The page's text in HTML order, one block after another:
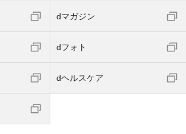
dマガジン
dフォト
dヘルスケア